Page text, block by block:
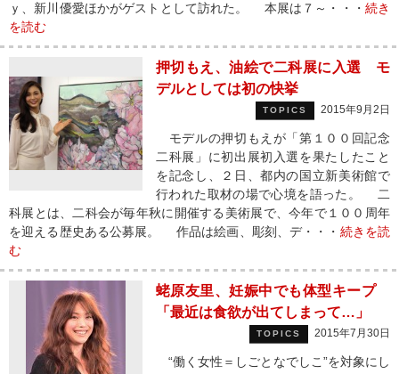
ｙ、新川優愛ほかがゲストとして訪れた。 本展は７～・・・ 続き
を読む
押切もえ、油絵で二科展に入選 モ
デルとしては初の快挙
TOPICS 2015年9月2日
モデルの押切もえが「第１００回記念
二科展」に初出展初入選を果たしたこと
を記念し、２日、都内の国立新美術館で
行われた取材の場で心境を語った。 二
科展とは、二科会が毎年秋に開催する美術展で、今年で１００周年
を迎える歴史ある公募展。 作品は絵画、彫刻、デ・・・ 続きを読
む
蛯原友里、妊娠中でも体型キープ
「最近は食欲が出てしまって…」
TOPICS 2015年7月30日
“働く女性＝しごとなでしこ”を対象にし